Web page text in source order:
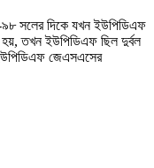
সলের দিকে যখন ইউপিডিএফ
তখন ইউপিডিএফ ছিল দুর্বল
জেএসএসের